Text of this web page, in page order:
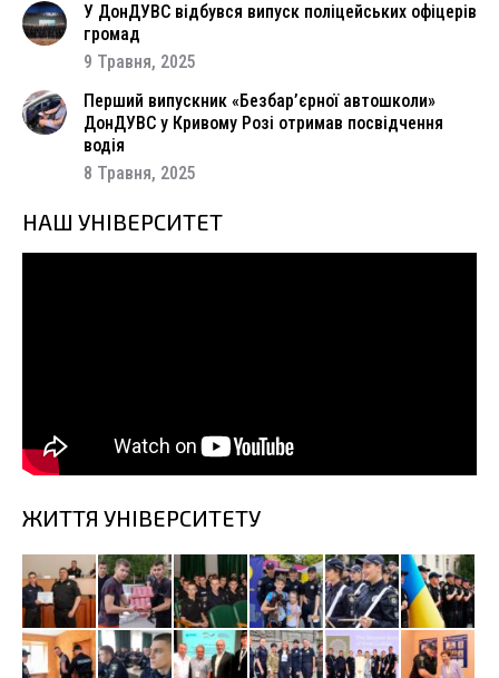
У ДонДУВС відбувся випуск поліцейських офіцерів
громад
9 Травня, 2025
Перший випускник «Безбар’єрної автошколи»
ДонДУВС у Кривому Розі отримав посвідчення
водія
8 Травня, 2025
НАШ УНІВЕРСИТЕТ
ЖИТТЯ УНІВЕРСИТЕТУ